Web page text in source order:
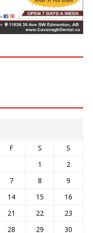
F S
S
1
2
7 8
9
14 15
16
21 22
23
28 29
30